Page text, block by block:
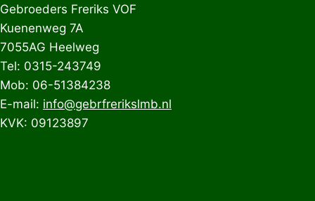
Gebroeders Freriks VOF
Kuenenweg 7A
7055AG Heelweg
Tel: 0315-243749
Mob: 06-51384238
E-mail: info@gebrfrerikslmb.nl
KVK: 09123897